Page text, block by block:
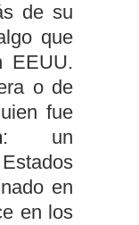
de su
que
EEUU.
o de
fue
: un
en
en los